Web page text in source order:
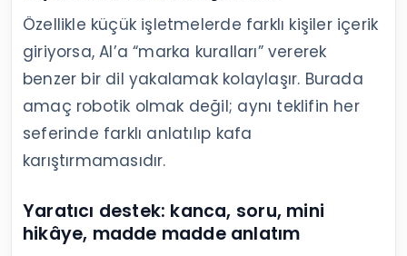
Özellikle küçük işletmelerde farklı kişiler içerik
giriyorsa, AI’a “marka kuralları” vererek
benzer bir dil yakalamak kolaylaşır. Burada
amaç robotik olmak değil; aynı teklifin her
seferinde farklı anlatılıp kafa
karıştırmamasıdır.
Yaratıcı destek: kanca, soru, mini
hikâye, madde madde anlatım